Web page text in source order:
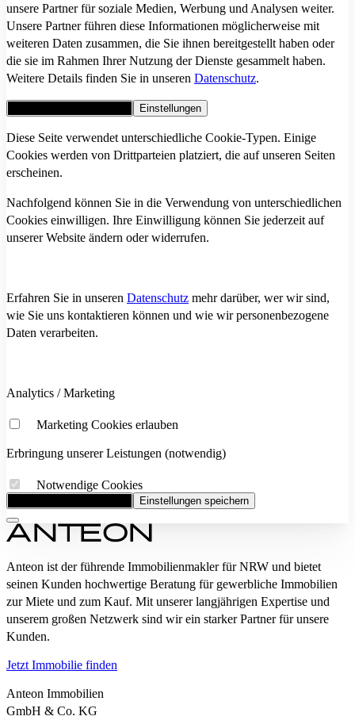
unsere Partner für soziale Medien, Werbung und Analysen weiter.
Unsere Partner führen diese Informationen möglicherweise mit
weiteren Daten zusammen, die Sie ihnen bereitgestellt haben oder
die sie im Rahmen Ihrer Nutzung der Dienste gesammelt haben.
Weitere Details finden Sie in unseren Datenschutz.
Einstellungen
Diese Seite verwendet unterschiedliche Cookie-Typen. Einige
Cookies werden von Drittparteien platziert, die auf unseren Seiten
erscheinen.
Nachfolgend können Sie in die Verwendung von unterschiedlichen
Cookies einwilligen. Ihre Einwilligung können Sie jederzeit auf
unserer Website ändern oder widerrufen.
Erfahren Sie in unseren Datenschutz mehr darüber, wer wir sind,
wie Sie uns kontaktieren können und wie wir personenbezogene
Daten verarbeiten.
Analytics / Marketing
Marketing Cookies erlauben
Erbringung unserer Leistungen (notwendig)
Notwendige Cookies
Einstellungen speichern
Anteon ist der führende Immobilienmakler für NRW und bietet
seinen Kunden hochwertige Beratung für gewerbliche Immobilien
zur Miete und zum Kauf. Mit unserer langjährigen Expertise und
unserem großen Netzwerk sind wir ein starker Partner für unsere
Kunden.
Jetzt Immobilie finden
Anteon Immobilien
GmbH & Co. KG